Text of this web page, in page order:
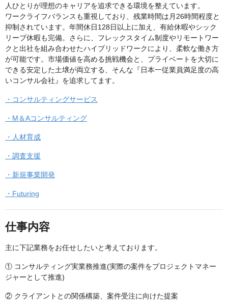
人ひとりが理想のキャリアを追求できる環境を整えています。
ワークライフバランスも重視しており、残業時間は月26時間程度と
抑制されています。年間休日128日以上に加え、有給休暇やシック
リーブ休暇も完備。さらに、フレックスタイム制度やリモートワー
クと出社を組み合わせたハイブリッドワークにより、柔軟な働き方
が可能です。市場価値を高める挑戦機会と、プライベートを大切に
できる安定した土壌が両立する、そんな『日本一従業員満足度の高
いコンサル会社』を追求してます。
・コンサルティングサービス
・M＆Aコンサルティング
・人材育成
・調査支援
・新規事業開発
・Futuring
仕事内容
主に下記業務をお任せしたいと考えております。
① コンサルティング実業務推進(実際の案件をプロジェクトマネー
ジャーとして推進)
② クライアントとの関係構築、案件受注に向けた提案